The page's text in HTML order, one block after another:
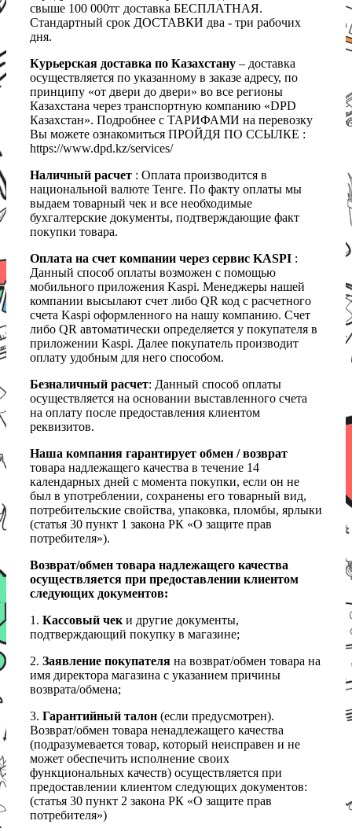
свыше 100 000тг доставка БЕСПЛАТНАЯ.
Стандартный срок ДОСТАВКИ два - три рабочих
дня.
Курьерская доставка по Казахстану – доставка
осуществляется по указанному в заказе адресу, по
принципу «от двери до двери» во все регионы
Казахстана через транспортную компанию «DPD
Казахстан». Подробнее с ТАРИФАМИ на перевозку
Вы можете ознакомиться ПРОЙДЯ ПО ССЫЛКЕ :
https://www.dpd.kz/services/
Наличный расчет : Оплата производится в
национальной валюте Тенге. По факту оплаты мы
выдаем товарный чек и все необходимые
бухгалтерские документы, подтверждающие факт
покупки товара.
Оплата на счет компании через сервис KASPI :
Данный способ оплаты возможен с помощью
мобильного приложения Kaspi. Менеджеры нашей
компании высылают счет либо QR код с расчетного
счета Kaspi оформленного на нашу компанию. Счет
либо QR автоматически определяется у покупателя в
приложении Kaspi. Далее покупатель производит
оплату удобным для него способом.
Безналичный расчет: Данный способ оплаты
осуществляется на основании выставленного счета
на оплату после предоставления клиентом
реквизитов.
Наша компания гарантирует обмен / возврат
товара надлежащего качества в течение 14
календарных дней с момента покупки, если он не
был в употреблении, сохранены его товарный вид,
потребительские свойства, упаковка, пломбы, ярлыки
(статья 30 пункт 1 закона РК «О защите прав
потребителя»).
Возврат/обмен товара надлежащего качества
осуществляется при предоставлении клиентом
следующих документов:
1. Кассовый чек и другие документы,
подтверждающий покупку в магазине;
2. Заявление покупателя на возврат/обмен товара на
имя директора магазина с указанием причины
возврата/обмена;
3. Гарантийный талон (если предусмотрен).
Возврат/обмен товара ненадлежащего качества
(подразумевается товар, который неисправен и не
может обеспечить исполнение своих
функциональных качеств) осуществляется при
предоставлении клиентом следующих документов:
(статья 30 пункт 2 закона РК «О защите прав
потребителя»)